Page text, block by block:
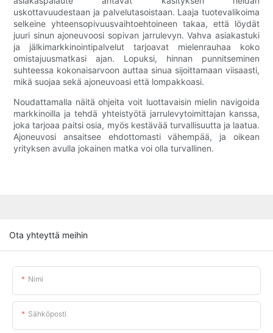
uskottavuudestaan ​​ja palvelutasoistaan. Laaja tuotevalikoima
selkeine yhteensopivuusvaihtoehtoineen takaa, että löydät
juuri sinun ajoneuvoosi sopivan jarrulevyn. Vahva asiakastuki
ja jälkimarkkinointipalvelut tarjoavat mielenrauhaa koko
omistajuusmatkasi ajan. Lopuksi, hinnan punnitseminen
suhteessa kokonaisarvoon auttaa sinua sijoittamaan viisaasti,
mikä suojaa sekä ajoneuvoasi että lompakkoasi.
Noudattamalla näitä ohjeita voit luottavaisin mielin navigoida
markkinoilla ja tehdä yhteistyötä jarrulevytoimittajan kanssa,
joka tarjoaa paitsi osia, myös kestävää turvallisuutta ja laatua.
Ajoneuvosi ansaitsee ehdottomasti vähempää, ja oikean
yrityksen avulla jokainen matka voi olla turvallinen.
Ota yhteyttä meihin
Nimi
Sähköposti